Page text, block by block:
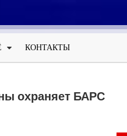
КОНТАКТЫ
охраняет БАРС